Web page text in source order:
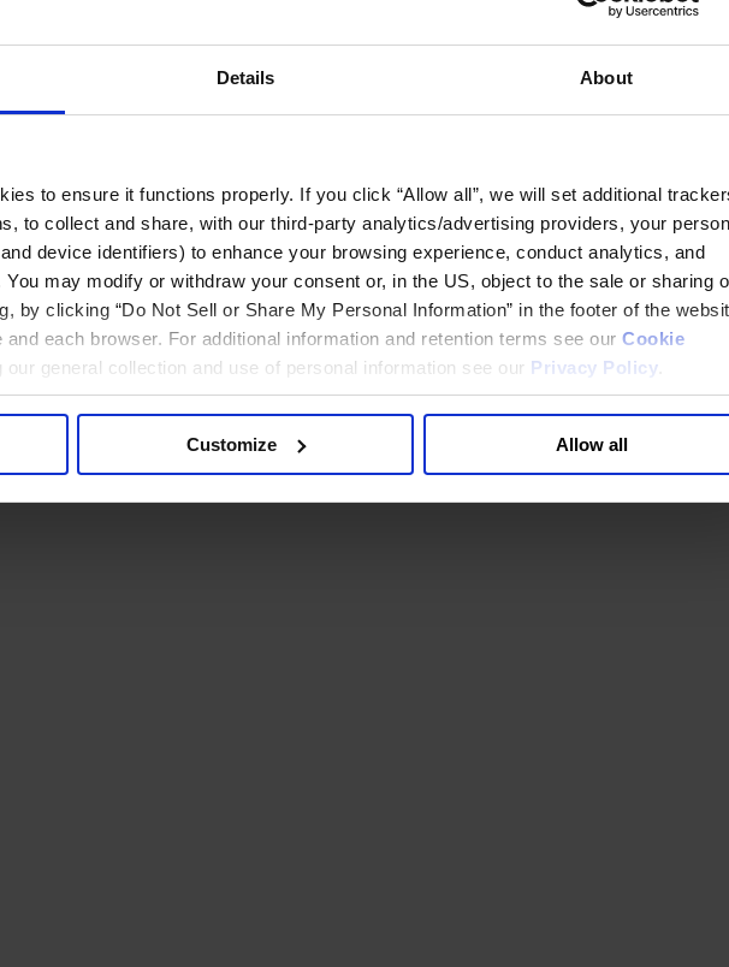
Details About
to ensure it functions properly. If you click “Allow all”, we will set additional
to collect and share, with our third-party analytics/advertising providers, your
device identifiers) to enhance your browsing experience, conduct analytics, and
may modify or withdraw your consent or, in the US, object to the sale or sharing
by clicking “Do Not Sell or Share My Personal Information” in the footer of the
each browser. For additional information and retention terms see our Cookie
our general collection and use of personal information see our Privacy Policy
Customize Allow all